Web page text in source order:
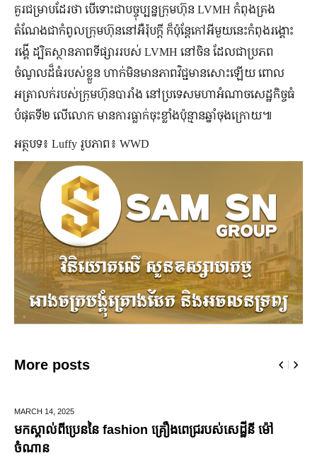
គួរជម្រាបដែរថា បើទោះជាបច្ចុប្បន្នក្រុមហ៊ុន LVMH កំពុងគ្រង
តំណែងជាកំពូលក្រុមហ៊ុននៅអឺរ៉ុបក្ដី ក៏ប៉ុន្តែកៅអីមួយនេះកំពុងរង្គោះ
រង្គើ ដ្បិតស្ថានភាពទីផ្សាររបស់ LVMH នៅចិន ដែលជាប្រភព
ចំណូលដ៏ធំរបស់ខ្លួន ហាក់មិនមានភាពវិជ្ជមានសោះឡើយ ពោល
អត្រាលក់របស់ក្រុមហ៊ុនបារាំង នៅប្រទេសមហាអំណាចសេដ្ឋកិច្ចធំ
បំផុតទី២ លើលោក មានការធ្លាក់ចុះខ្លាំងប៉ុន្មានឆ្នាំចុងក្រោយ៕
អត្ថបទ៖ Luffy រូបភាព៖ WWD
More posts
MARCH 14, 2025
មកស្គាល់ពីប្រេននៃ​ fashion គ្រឿងពេជ្ររបស់សេដ្ឋីនី ម៉ៅ
ចំណាន